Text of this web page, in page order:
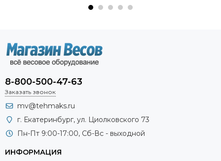
8-800-500-47-63
Заказать звонок
mv@tehmaks.ru
г. Екатеринбург, ул. Циолковского 73
Пн-Пт 9:00-17:00, Сб-Вс - выходной
ИНФОРМАЦИЯ